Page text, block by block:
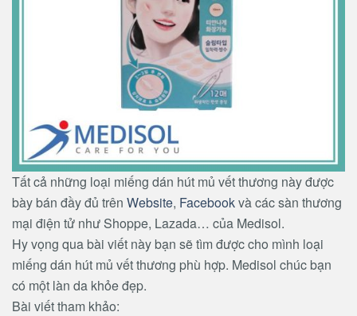
Tất cả những loại miếng dán hút mủ vết thương này được
bày bán đầy đủ trên Website, Facebookvà các sàn thương
mại điện tử như Shoppe, Lazada… của Medisol.
Hy vọng qua bài viết này bạn sẽ tìm được cho mình loại
miếng dán hút mủ vết thương phù hợp. Medisol chúc bạn
có một làn da khỏe đẹp.
Bài viết tham khảo: